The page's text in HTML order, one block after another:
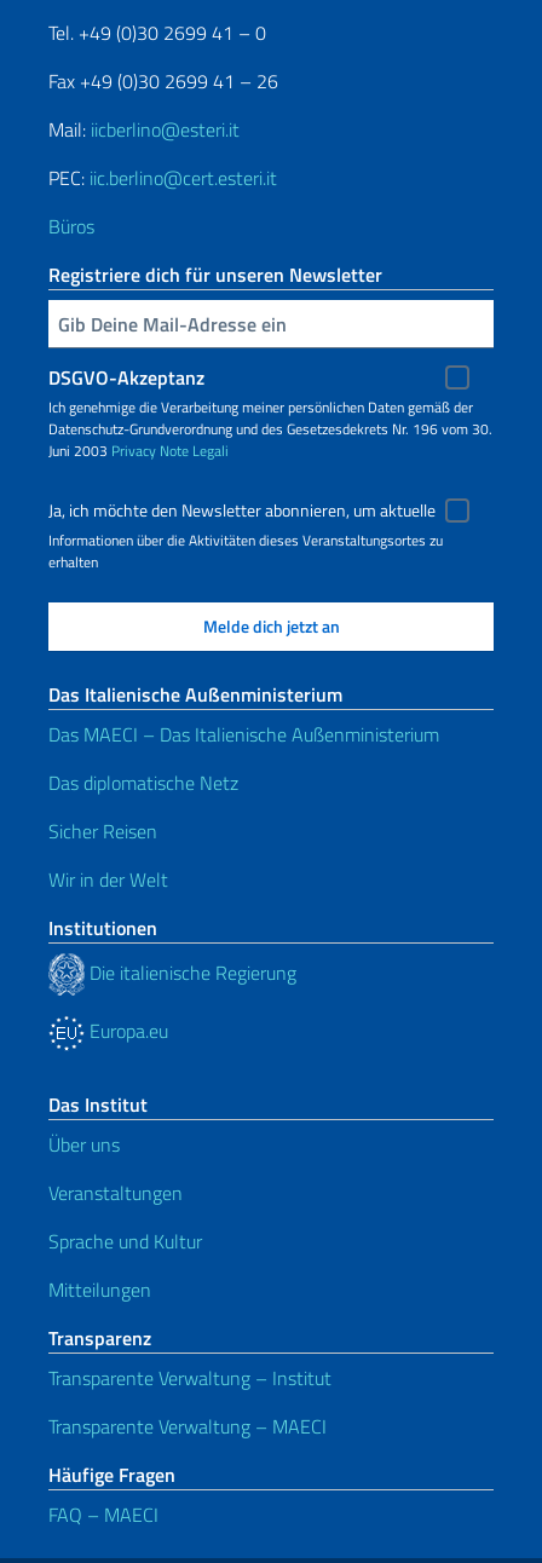
Tel. +49 (0)30 2699 41 – 0
Fax +49 (0)30 2699 41 – 26
Mail: iicberlino@esteri.it
PEC: iic.berlino@cert.esteri.it
Büros
Registriere dich für unseren Newsletter
Geben Sie Ihre E-Mail ein
DSGVO-Akzeptanz
Ich genehmige die Verarbeitung meiner persönlichen Daten gemäß der
Datenschutz-Grundverordnung und des Gesetzesdekrets Nr. 196 vom 30.
Juni 2003 Privacy Note Legali
Ja, ich möchte den Newsletter abonnieren, um aktuelle
Informationen über die Aktivitäten dieses Veranstaltungsortes zu
erhalten
Das Italienische Außenministerium
Das MAECI – Das Italienische Außenministerium
Das diplomatische Netz
Sicher Reisen
Wir in der Welt
Institutionen
Die italienische Regierung
Europa.eu
Das Institut
Über uns
Veranstaltungen
Sprache und Kultur
Mitteilungen
Transparenz
Transparente Verwaltung – Institut
Transparente Verwaltung – MAECI
Häufige Fragen
FAQ – MAECI